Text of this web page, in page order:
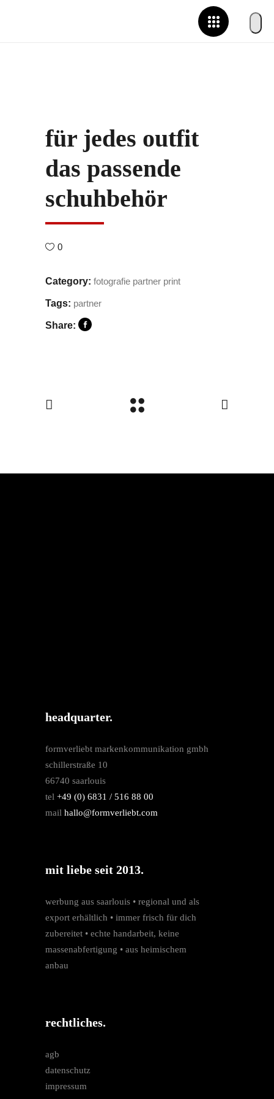
für jedes outfit
das passende
schuhbehör
0
Category: fotografie partner print
Tags: partner
Share:
headquarter.
formverliebt markenkommunikation gmbh
schillerstraße 10
66740 saarlouis
tel +49 (0) 6831 / 516 88 00
mail hallo@formverliebt.com
mit liebe seit 2013.
werbung aus saarlouis • regio­nal und als
export erhältlich • immer frisch für dich
zubereitet • echte hand­arbeit, keine
massen­­abfertigung • aus heimischem
anbau
rechtliches.
agb
datenschutz
impressum